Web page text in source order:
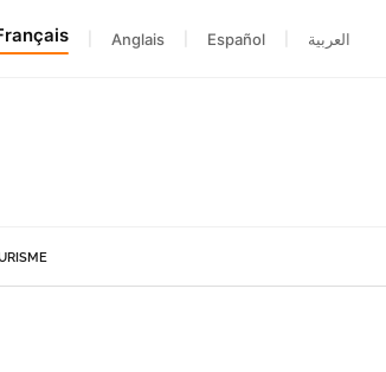
Anglais Español العربية